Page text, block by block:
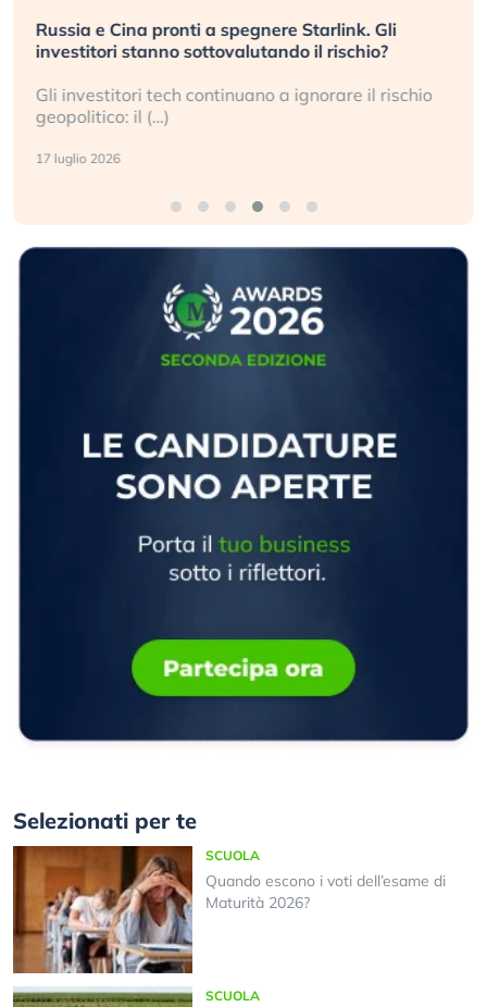
Russia e Cina pronti a spegnere Starlink. Gli
investitori stanno sottovalutando il rischio?
Gli investitori tech continuano a ignorare il rischio
geopolitico: il (…)
17 luglio 2026
Selezionati per te
SCUOLA
Quando escono i voti dell’esame di
Maturità 2026?
SCUOLA